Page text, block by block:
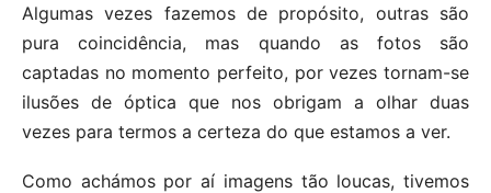
Algumas vezes fazemos de propósito, outras são
pura coincidência, mas quando as fotos são
captadas no momento perfeito, por vezes tornam-se
ilusões de óptica que nos obrigam a olhar duas
vezes para termos a certeza do que estamos a ver.
Como achámos por aí imagens tão loucas, tivemos